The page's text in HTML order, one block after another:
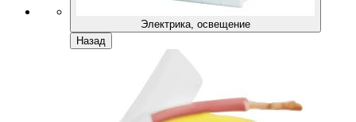
Электрика, освещение
Назад